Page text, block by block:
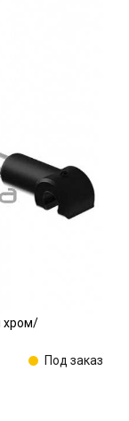
хром/
Под заказ